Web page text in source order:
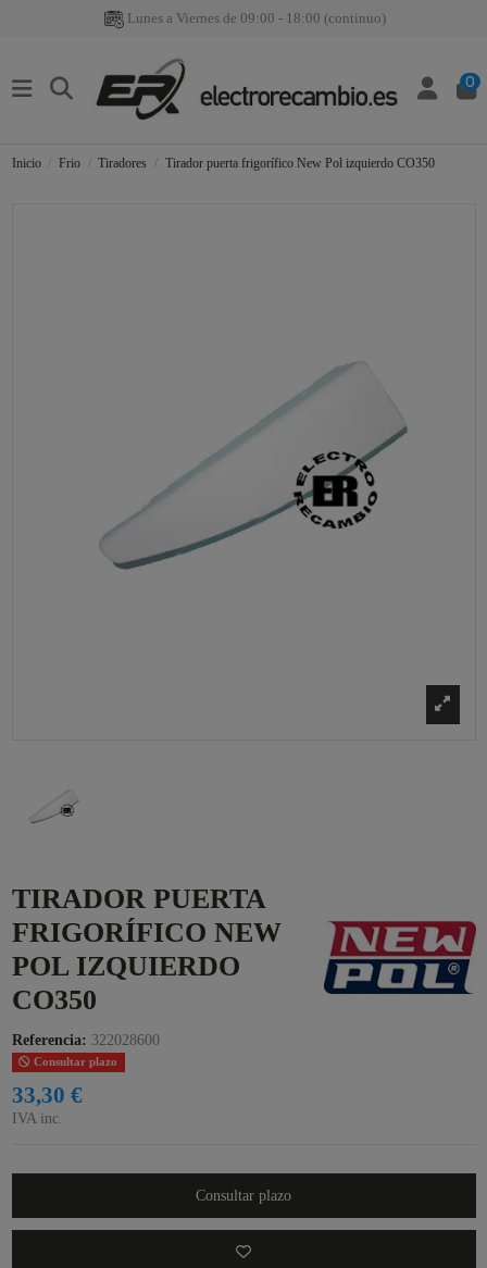
Lunes a Viernes de 09:00 - 18:00 (continuo)
0
Inicio Frio Tiradores Tirador puerta frigorífico New Pol izquierdo CO350
TIRADOR PUERTA
FRIGORÍFICO NEW
POL IZQUIERDO
CO350
Referencia: 322028600
Consultar plazo
33,30 €
IVA inc.
Consultar plazo